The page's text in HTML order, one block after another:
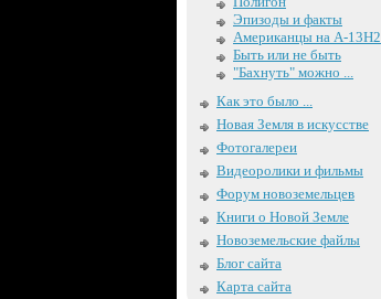
Эпизоды и факты
Американцы на А-13Н2
Быть или не быть
"Бахнуть" можно ...
Как это было ...
Новая Земля в искусстве
Фотогалереи
Видеоролики и фильмы
Форум новоземельцев
Книги о Новой Земле
Новоземельские файлы
Блог сайта
Карта сайта